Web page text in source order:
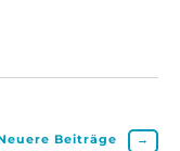
Beiträge →